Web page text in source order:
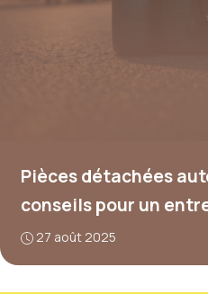
Pièces détachées
conseils pour un
27 août 2025